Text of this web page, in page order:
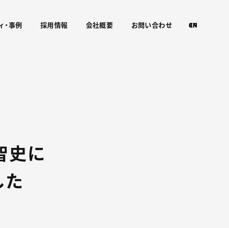
・事例 採用情報 会社概要 お問い合わせ EN
CN
JP
史に